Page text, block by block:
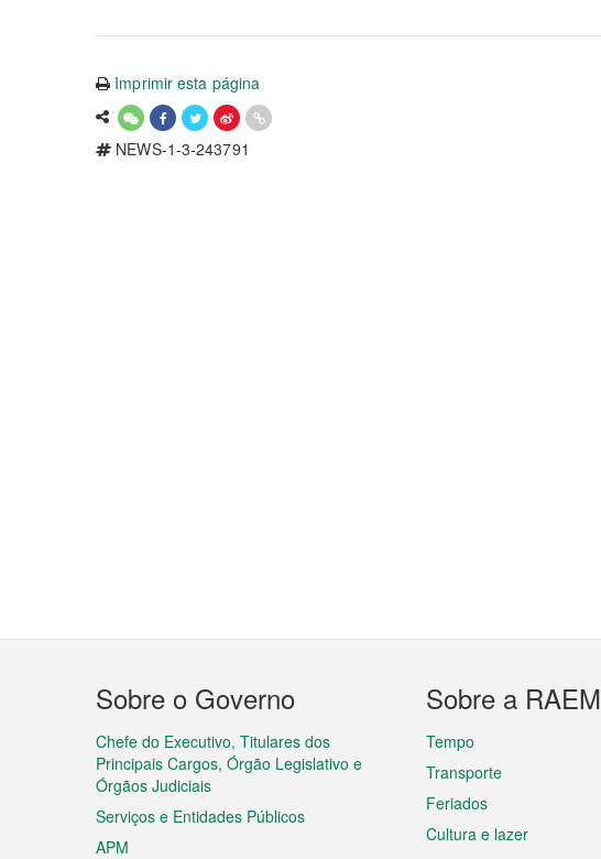
Imprimir esta página
NEWS-1-3-243791
Menu
do
rodapé
Sobre o Governo
Chefe do Executivo, Titulares dos
Principais Cargos, Órgão Legislativo e
Órgãos Judiciais
Serviços e Entidades Públicos
APM
Sobre a RAEM
Tempo
Transporte
Feriados
Cultura e lazer